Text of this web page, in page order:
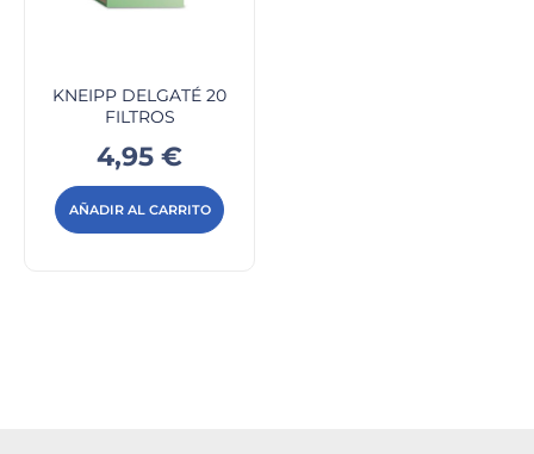
KNEIPP DELGATÉ 20
FILTROS
Precio
4,95 €
AÑADIR AL CARRITO